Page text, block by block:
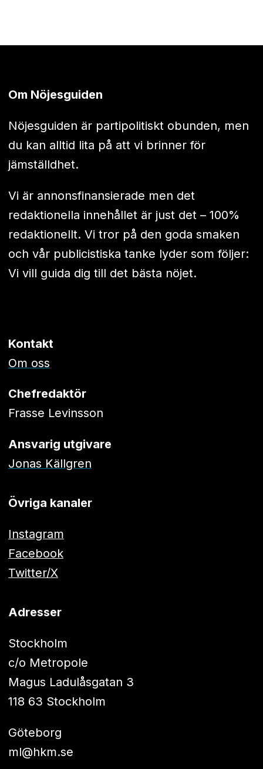
Om Nöjesguiden
Nöjesguiden är partipolitiskt obunden, men
du kan alltid lita på att vi brinner för
jämställdhet.
Vi är annonsfinansierade men det
redaktionella innehållet är just det – 100%
redaktionellt. Vi tror på den goda smaken
och vår publicistiska tanke lyder som följer:
Vi vill guida dig till det bästa nöjet.
Kontakt
Om oss
Chefredaktör
Frasse Levinsson
Ansvarig utgivare
Jonas Källgren
Övriga kanaler
Instagram
Facebook
Twitter/X
Adresser
Stockholm
c/o Metropole
Magus Ladulåsgatan 3
118 63 Stockholm
Göteborg
ml@hkm.se